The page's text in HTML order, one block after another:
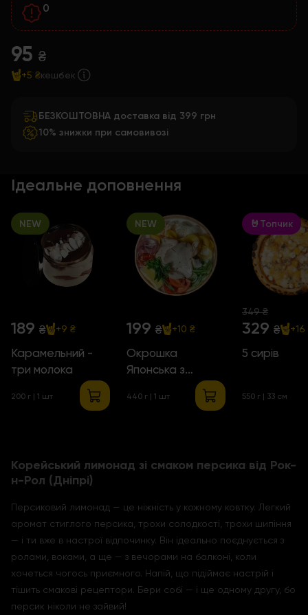
0
95 ₴
+5 ₴кешбек
БЕЗКОШТОВНА доставка від 399 грн
10% знижки при самовивозі
Ідеальне доповнення
NEW
189 ₴ +9 ₴
Карамельний -
три молока
200 г | 1 шт
NEW
199 ₴ +10 ₴
Окрошка
Японська з
440 г | 1 шт
🤘Топчик
349 ₴
329 ₴ +16
5 сирів
550 г | 33 см
Корейський лимонад зі смаком персика від Рок-
н-Рол (Дніпрі)
Персиковий лимонад — це ніжність у кожному ковтку. Легкий
аромат стиглого персика, трохи солодкості, трохи шипіння
— і ти вже в настрої відпочинку. Він ідеально поєднується з
ролами, воками, а ще — з вечорами на балконі, коли
хочеться чогось приємного. Напій, що підіймає настрій і
тішить смакові рецептори. Бери собі — і ще одному другу, бо
персик ніколи не зайвий!